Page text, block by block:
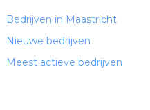
Bedrijven in Maastricht
Nieuwe bedrijven
Meest actieve bedrijven